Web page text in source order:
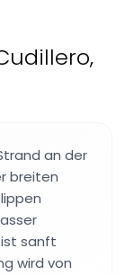
an der
breiten
sanft
wird von